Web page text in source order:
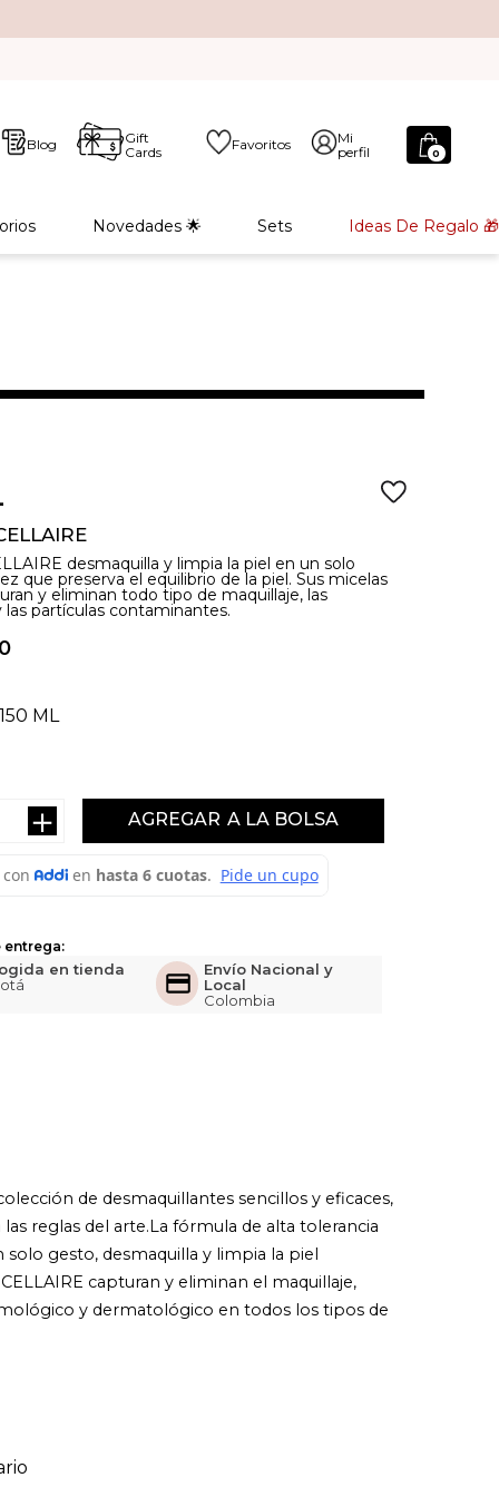
Blog
Gift
Cards
Favoritos
Mi
perfil
0
Novedades 🌟 Sets Ideas De Regalo 🎁
desmaquilla y limpia la piel en un solo
que preserva el equilibrio de la piel. Sus micelas
y eliminan todo tipo de maquillaje, las
las partículas contaminantes.
150 ML
AGREGAR
＋
entrega:
en tienda
Envío Nacional y
Local
Colombia
de desmaquillantes sencillos y eficaces,
reglas del arte.La fórmula de alta tolerancia
solo gesto, desmaquilla y limpia la piel
capturan y eliminan el maquillaje,
y dermatológico en todos los tipos de